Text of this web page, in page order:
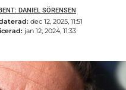
DANIEL SÖRENSEN
dec 12, 2025, 11:51
jan 12, 2024, 11:33